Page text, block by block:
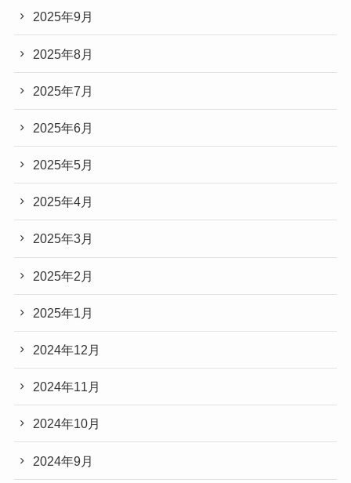
2025年9月
2025年8月
2025年7月
2025年6月
2025年5月
2025年4月
2025年3月
2025年2月
2025年1月
2024年12月
2024年11月
2024年10月
2024年9月